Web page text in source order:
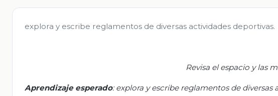
explora y escribe reglamentos de diversas actividades deportivas.
Revisa el espacio y las
Aprendizaje esperado:explora y escribe reglamentos de diversas